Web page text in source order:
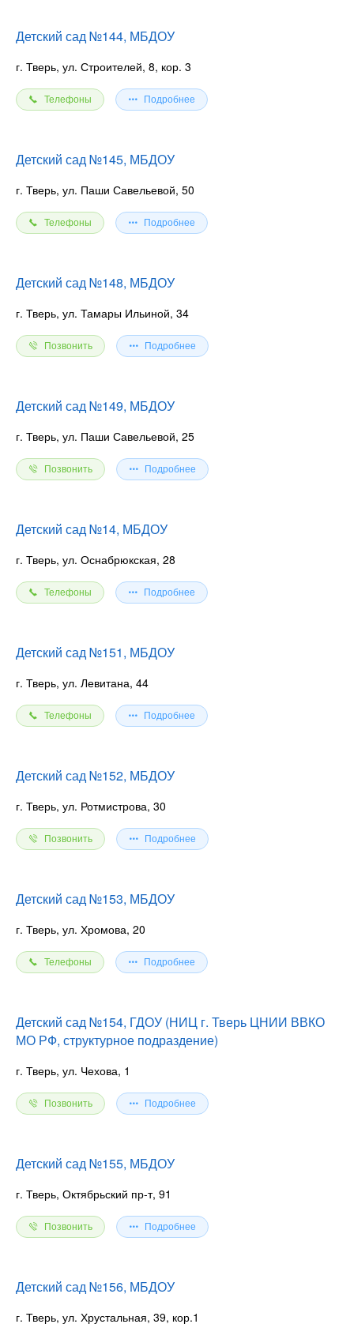
Детский сад №144, МБДОУ
г. Тверь, ул. Строителей, 8, кор. 3
Телефоны Подробнее
Детский сад №145, МБДОУ
г. Тверь, ул. Паши Савельевой, 50
Телефоны Подробнее
Детский сад №148, МБДОУ
г. Тверь, ул. Тамары Ильиной, 34
Позвонить Подробнее
Детский сад №149, МБДОУ
г. Тверь, ул. Паши Савельевой, 25
Позвонить Подробнее
Детский сад №14, МБДОУ
г. Тверь, ул. Оснабрюкская, 28
Телефоны Подробнее
Детский сад №151, МБДОУ
г. Тверь, ул. Левитана, 44
Телефоны Подробнее
Детский сад №152, МБДОУ
г. Тверь, ул. Ротмистрова, 30
Позвонить Подробнее
Детский сад №153, МБДОУ
г. Тверь, ул. Хромова, 20
Телефоны Подробнее
Детский сад №154, ГДОУ (НИЦ г. Тверь ЦНИИ ВВКО
МО РФ, структурное подраздение)
г. Тверь, ул. Чехова, 1
Позвонить Подробнее
Детский сад №155, МБДОУ
г. Тверь, Октябрьский пр-т, 91
Позвонить Подробнее
Детский сад №156, МБДОУ
г. Тверь, ул. Хрустальная, 39, кор.1